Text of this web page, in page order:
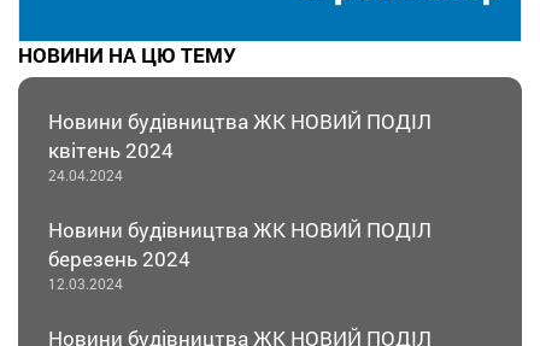
НОВИНИ НА ЦЮ ТЕМУ
Новини будівництва ЖК НОВИЙ ПОДІЛ
квітень 2024
24.04.2024
Новини будівництва ЖК НОВИЙ ПОДІЛ
березень 2024
12.03.2024
Новини будівництва ЖК НОВИЙ ПОДІЛ